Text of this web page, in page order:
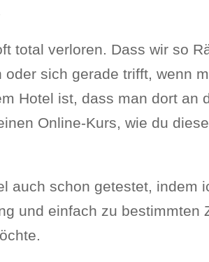
total verloren. Dass wir so
sich gerade trifft, wenn
Hotel ist, dass man dort
Online-Kurs, wie du
auch schon getestet, indem
und einfach zu